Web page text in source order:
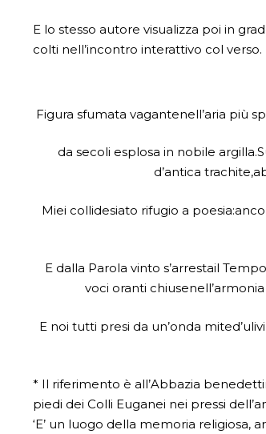
E lo stesso autore visualizza poi in
colti nell’incontro interattivo col verso.
Figura sfumata vagantenell’aria più
da secoli esplosa in nobile
d’antica
Miei collidesiato rifugio a
E dalla Parola vinto s’arrestail
voci oranti
E noi tutti presi da un’onda
* Il riferimento è all’Abbazia
piedi dei Colli Euganei nei pressi
‘E’ un luogo della memoria religiosa,